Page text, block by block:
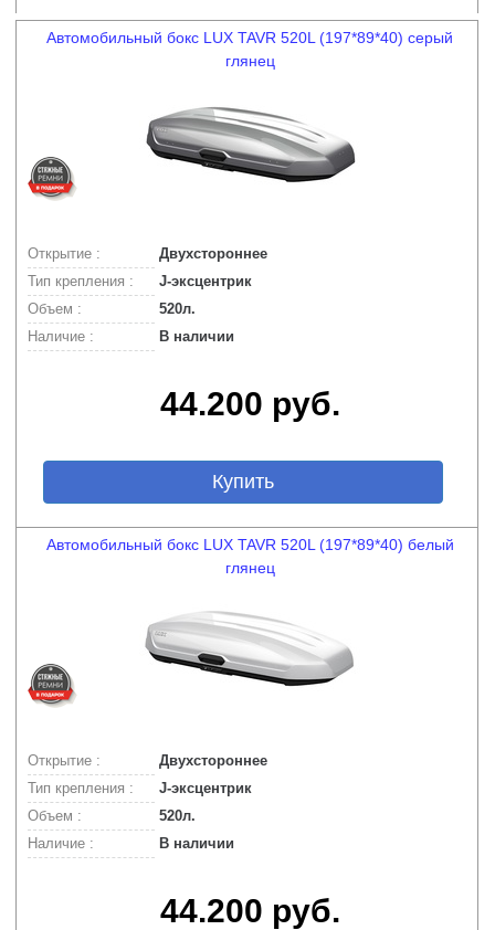
Автомобильный бокс LUX TAVR 520L (197*89*40) серый
глянец
Открытие :
Двухстороннее
Тип крепления :
J-эксцентрик
Объем :
520л.
Наличие :
В наличии
44.200 руб.
Купить
Автомобильный бокс LUX TAVR 520L (197*89*40) белый
глянец
Открытие :
Двухстороннее
Тип крепления :
J-эксцентрик
Объем :
520л.
Наличие :
В наличии
44.200 руб.